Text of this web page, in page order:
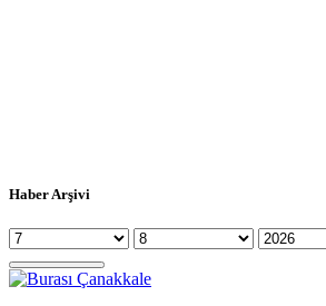
Haber Arşivi